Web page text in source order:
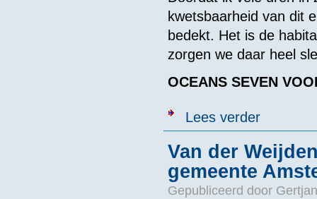
kwetsbaarheid van dit
bedekt. Het is de
zorgen we daar heel
OCEANS SEVEN
Lees verderover Nieuwe
Van der
gemeente
Gepubliceerd door